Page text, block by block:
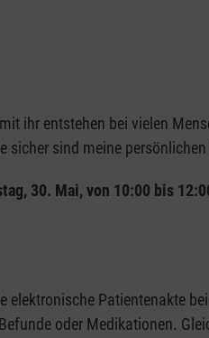
ihr entstehen bei vielen
sicher sind meine
30. Mai, von 10:00 bis
elektronische Patientenakte
oder Medikationen.